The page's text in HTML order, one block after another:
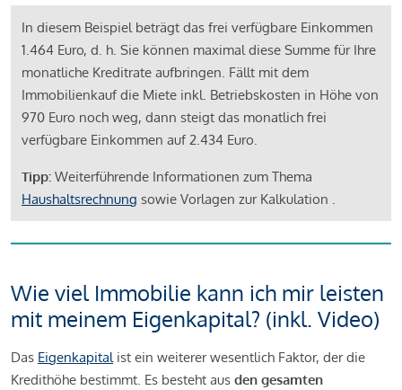
In diesem Beispiel beträgt das frei verfügbare Einkommen
1.464 Euro, d. h. Sie können maximal diese Summe für Ihre
monatliche Kreditrate aufbringen. Fällt mit dem
Immobilienkauf die Miete inkl. Betriebskosten in Höhe von
970 Euro noch weg, dann steigt das monatlich frei
verfügbare Einkommen auf 2.434 Euro.
Tipp: Weiterführende Informationen zum Thema
Haushaltsrechnung sowie Vorlagen zur Kalkulation .
Wie viel Immobilie kann ich mir leisten
mit meinem Eigenkapital? (inkl. Video)
Das Eigenkapitalist ein weiterer wesentlich Faktor, der die
Kredithöhe bestimmt. Es besteht aus den gesamten